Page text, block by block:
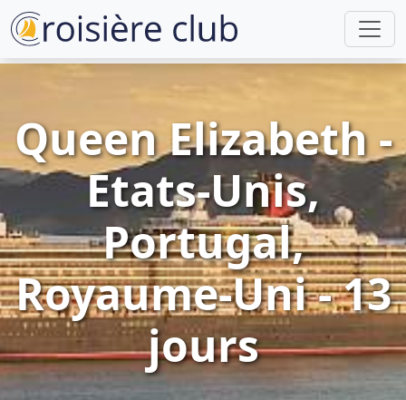
Queen Elizabeth -
Etats-Unis,
Portugal,
Royaume-Uni - 13
jours